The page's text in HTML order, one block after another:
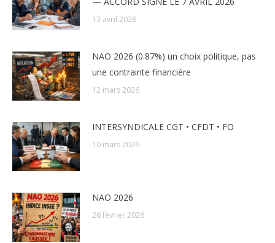
13 avril 2026
NAO 2026 (0.87%) un choix politique, pas
une contrainte financière
12 mars 2026
INTERSYNDICALE CGT • CFDT • FO
10 mars 2026
NAO 2026
26 février 2026